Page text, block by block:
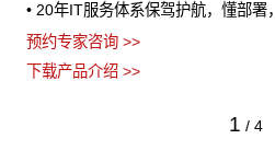
• 20年IT服务体系保驾护航，懂部署
预约专家咨询 >>
下载产品介绍 >>
1 / 4